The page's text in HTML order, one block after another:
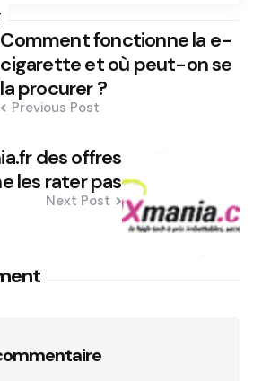
Comment fonctionne la e-
cigarette et où peut-on se
la procurer ?
Previous Post
des offres
les rater pas
Next Post